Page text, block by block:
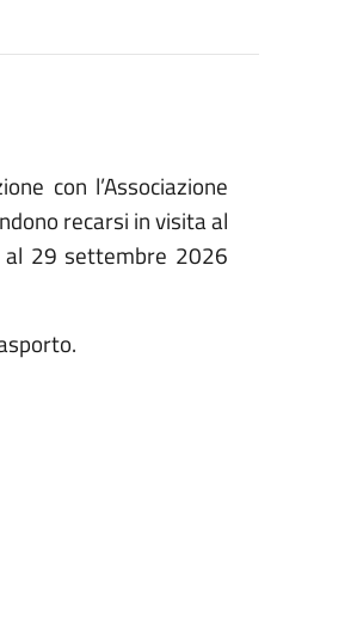
con l’Associazione
recarsi in visita al
al 29 settembre 2026